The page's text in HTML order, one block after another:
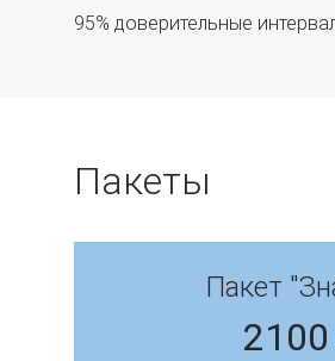
95% доверительные
Пакеты
Пакет